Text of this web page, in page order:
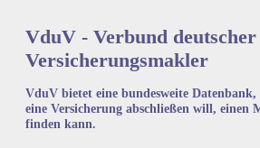
VduV - Verbund
Versicherungsmakler
VduV bietet eine bundesweite
eine Versicherung abschließen will, einen
finden kann.